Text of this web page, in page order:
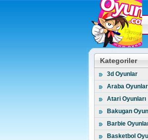
Kategoriler
3d Oyunlar
Araba
Atari Oyunları
Bakugan
Barbie
Basketbol